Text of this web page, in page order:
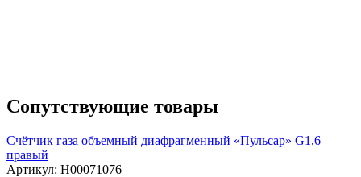
Сопутствующие товары
Счётчик газа объемный диафрагменный «Пульсар» G1,6
правый
Артикул: Н00071076